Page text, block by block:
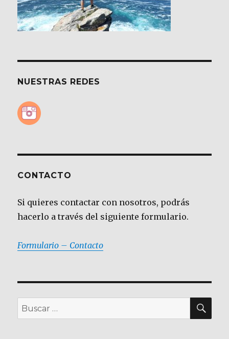
NUESTRAS REDES
CONTACTO
Si quieres contactar con nosotros, podrás
hacerlo a través del siguiente formulario.
Formulario – Contacto
Buscar
por: